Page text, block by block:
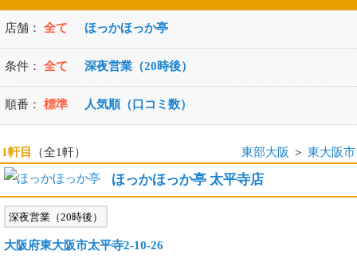
店舗： 全て ほっかほっか亭
条件： 全て 深夜営業（20時後）
順番： 標準 人気順（口コミ数）
1軒目 （全1軒） 東部大阪 ＞ 東大阪市
ほっかほっか亭 太平寺店
深夜営業（20時後）
大阪府東大阪市太平寺2-10-26